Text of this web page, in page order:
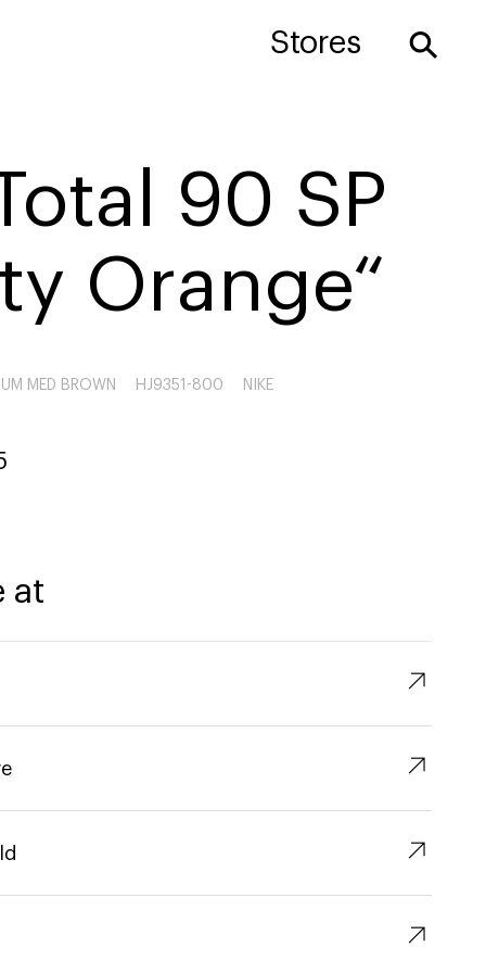
Stores ⚲
90 SP
Orange“
MED BROWN HJ9351-800 NIKE
at
↗︎
↗︎
↗︎
↗︎